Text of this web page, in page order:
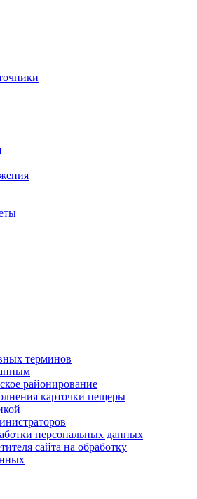
терминов
районирование
карточки пещеры
персональных данных
сайта на обработку